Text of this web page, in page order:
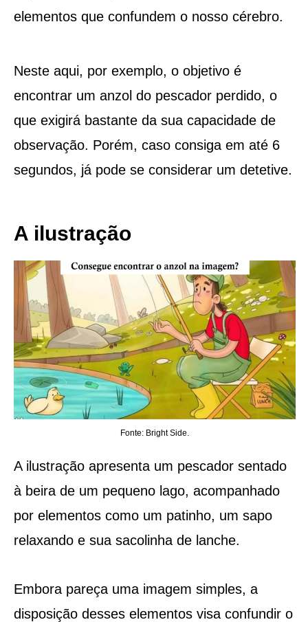
elementos que confundem o nosso cérebro.
Neste aqui, por exemplo, o objetivo é
encontrar um anzol do pescador perdido, o
que exigirá bastante da sua capacidade de
observação. Porém, caso consiga em até 6
segundos, já pode se considerar um detetive.
A ilustração
Fonte: Bright Side.
A ilustração apresenta um pescador sentado
à beira de um pequeno lago, acompanhado
por elementos como um patinho, um sapo
relaxando e sua sacolinha de lanche.
Embora pareça uma imagem simples, a
disposição desses elementos visa confundir o